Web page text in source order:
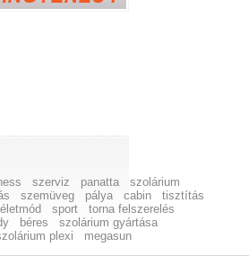
szerviz panatta
szolárium
szemüveg pálya cabin
tisztítás
sport
torna felszerelés
béres
szolárium gyártása
plexi megasun